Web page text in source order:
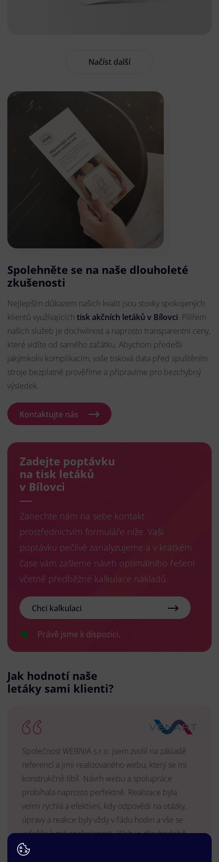
Načíst další
Spolehněte se na naše dlouholeté
zkušenosti
Nejlepším důkazem našich kvalit jsou stovky spokojených
klientů využívajících tisk akčních letáků v Bílovci. Pilířem
našich služeb je dochvilnost a naprosto transparentní ceny,
které vidíte od samého začátku. Abychom předešli
jakýmkoliv komplikacím, vaše tisková data před spuštěním
stroje bezplatně prověříme a připravíme pro bezchybný
výsledek.
Kontaktujte nás
Zadejte poptávku
na tisk letáků
v Bílovci
Zanechte nám na sebe kontakt
prostřednictvím formuláře níže. Vaši
poptávku pečlivě zanalyzujeme a v krátkém
čase vám zašleme návrh optimálního řešení
včetně předběžné kalkulace nákladů.
Chci kalkulaci
Právě jsme k dispozici.
Jak hodnotí naše
letáky sami klienti?
Společnost WEBNIA s.r.o. jsem zvolil na základě
referencí a jimi realizovaného webu, který se mi
konstrukčně libíl. Návrh webu a spolupráce
probíhala naprosto perfektně. Realizace byla
velmi rychlá a efektivní, kdy odpovědi na otázky,
úpravy a reakce byly vždy v řádu hodin a vše se
vyřešilo k mé spokojenosti. Web je dlouhodobě
vyhovující, stabilní, průběžně upravován a podílí se